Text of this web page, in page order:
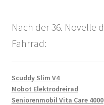
Nach der 36. Novelle
Fahrrad:
Scuddy Slim V4
Mobot Elektrodreirad
Seniorenmobil Vita Care 4000